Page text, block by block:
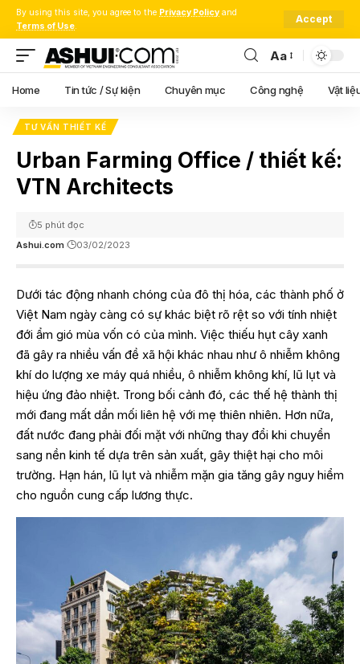
By using this site, you agree to the Privacy Policy and
Terms of Use.
Accept
Font
Resizer
Aa
Home Tin tức / Sự kiện Chuyên mục Công nghệ Vật
TƯ VẤN THIẾT KẾ
Urban Farming Office / thiết kế:
VTN Architects
Ashui.com 03/02/2023
5 phút đọc
Dưới tác động nhanh chóng của đô thị hóa, các thành phố ở
Việt Nam ngày càng có sự khác biệt rõ rệt so với tính nhiệt
đới ẩm gió mùa vốn có của mình. Việc thiếu hụt cây xanh
đã gây ra nhiều vấn đề xã hội khác nhau như ô nhiễm không
khí do lượng xe máy quá nhiều, ô nhiễm không khí, lũ lụt và
hiệu ứng đảo nhiệt. Trong bối cảnh đó, các thế hệ thành thị
mới đang mất dần mối liên hệ với mẹ thiên nhiên. Hơn nữa,
đất nước đang phải đối mặt với những thay đổi khi chuyển
sang nền kinh tế dựa trên sản xuất, gây thiệt hại cho môi
trường. Hạn hán, lũ lụt và nhiễm mặn gia tăng gây nguy hiểm
cho nguồn cung cấp lương thực.